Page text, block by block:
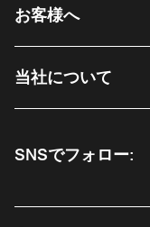
お客様へ
当社について
SNSでフォロー: